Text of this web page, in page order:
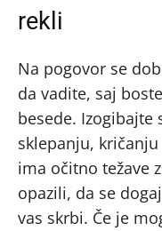
rekli
Na pogovor se
da vadite, saj
besede.
sklepanju,
ima očitno težave
opazili, da se
vas skrbi. Če je